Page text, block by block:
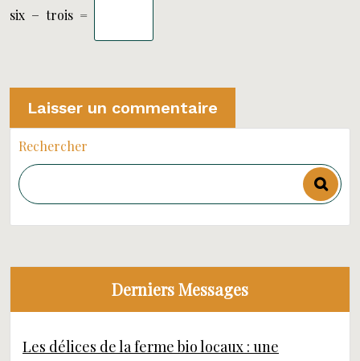
six − trois =
Rechercher
Derniers Messages
Les délices de la ferme bio locaux : une